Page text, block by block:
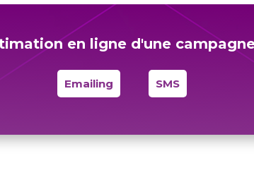
en ligne d'une
Emailing SMS